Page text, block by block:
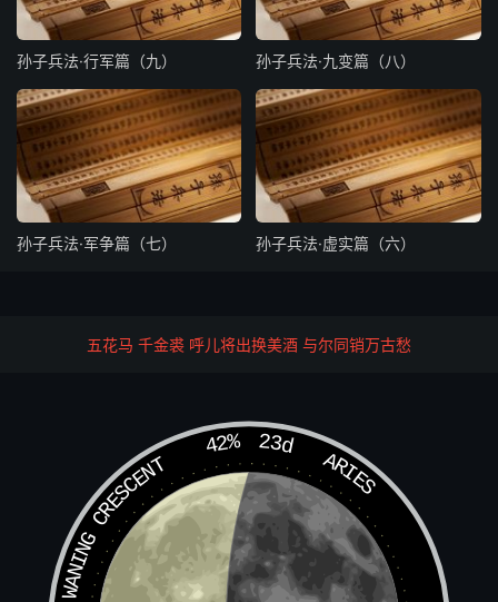
孙子兵法·行军篇（九） 孙子兵法·九变篇（八）
孙子兵法·军争篇（七） 孙子兵法·虚实篇（六）
五花马 千金裘 呼儿将出换美酒 与尔同销万古愁
42% 23d
ARIES
WANING CRESCENT